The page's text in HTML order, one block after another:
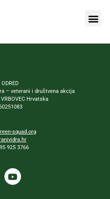
– veterani i društvena akcija
Hrvatska
squad.org
925 3766